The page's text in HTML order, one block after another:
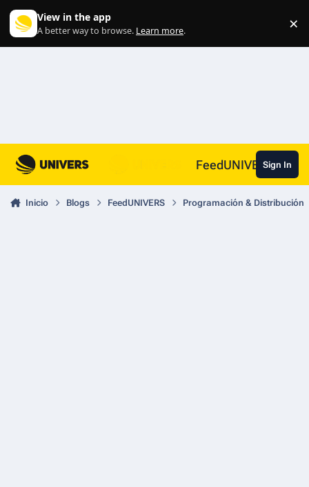
View in the app
A better way to browse. Learn more. ×
FeedUNIVERSSign In
Inicio Blogs FeedUNIVERS Programación & Distribución